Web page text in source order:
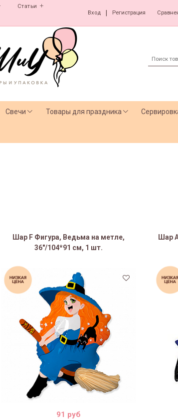
Статьи
Вход Регистрация
Свечи Товары для праздника
Шар F Фигура, Ведьма на метле,
36″/104*91 см, 1 шт.
91 руб
Шар